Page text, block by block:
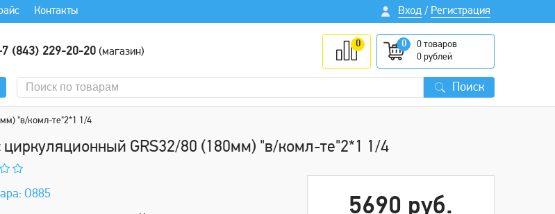
Контакты Вход / Регистрация
(843) 229-20-20(магазин)
0 0 0товаров
0 рублей
Поиск
"в/комл-те"2*1 1/4
циркуляционный GRS32/80 (180мм) "в/комл-те"2*1 1/4
О885
5690 руб.